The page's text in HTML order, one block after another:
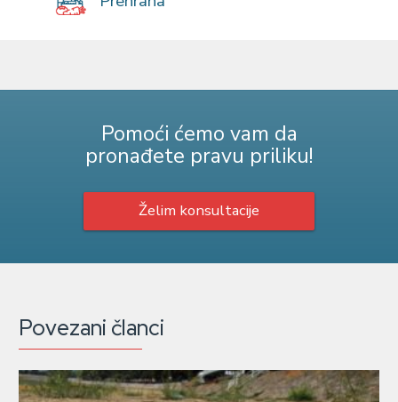
Pomoći ćemo vam da
pronađete pravu priliku!
Želim konsultacije
Povezani članci